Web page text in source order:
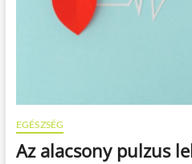
a
t
a
t
á
EGÉSZSÉG
Az alacsony pulzus